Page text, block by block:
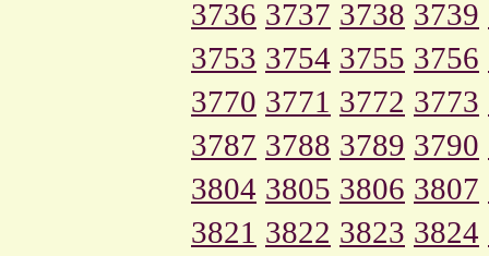
3736 3737 3738 3739
3753 3754 3755 3756
3770 3771 3772 3773
3787 3788 3789 3790
3804 3805 3806 3807
3821 3822 3823 3824